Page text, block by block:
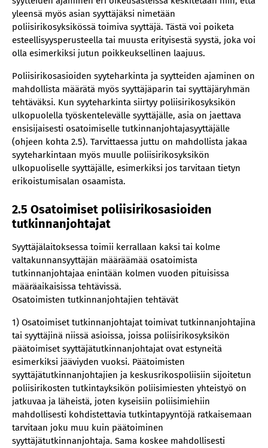
yleensä myös asian syyttäjäksi nimetään
poliisirikosyksikössä toimiva syyttäjä. Tästä voi poiketa
esteellisyysperusteella tai muusta erityisestä syystä, joka voi
olla esimerkiksi jutun poikkeuksellinen laajuus.
Poliisirikosasioiden syyteharkinta ja syytteiden ajaminen on
mahdollista määrätä myös syyttäjäparin tai syyttäjäryhmän
tehtäväksi. Kun syyteharkinta siirtyy poliisirikosyksikön
ulkopuolella työskentelevälle syyttäjälle, asia on jaettava
ensisijaisesti osatoimiselle tutkinnanjohtajasyyttäjälle
(ohjeen kohta 2.5). Tarvittaessa juttu on mahdollista jakaa
syyteharkintaan myös muulle poliisirikosyksikön
ulkopuoliselle syyttäjälle, esimerkiksi jos tarvitaan tietyn
erikoistumisalan osaamista.
2.5 Osatoimiset poliisirikosasioiden
tutkinnanjohtajat
Syyttäjälaitoksessa toimii kerrallaan kaksi tai kolme
valtakunnansyyttäjän määräämää osatoimista
tutkinnanjohtajaa enintään kolmen vuoden pituisissa
määräaikaisissa tehtävissä.
Osatoimisten tutkinnanjohtajien tehtävät
1) Osatoimiset tutkinnanjohtajat toimivat tutkinnanjohtajina
tai syyttäjinä niissä asioissa, joissa poliisirikosyksikön
päätoimiset syyttäjätutkinnanjohtajat ovat estyneitä
esimerkiksi jääviyden vuoksi. Päätoimisten
syyttäjätutkinnanjohtajien ja keskusrikospoliisiin sijoitetun
poliisirikosten tutkintayksikön poliisimiesten yhteistyö on
jatkuvaa ja läheistä, joten kyseisiin poliisimiehiin
mahdollisesti kohdistettavia tutkintapyyntöjä ratkaisemaan
tarvitaan joku muu kuin päätoiminen
syyttäjätutkinnanjohtaja. Sama koskee mahdollisesti